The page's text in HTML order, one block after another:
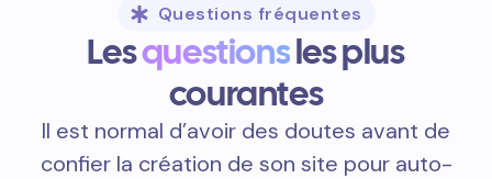
Questions fréquentes
Lesquestionsles plus
courantes
Il est normal d’avoir des doutes avant de
confier la création de son site pour auto-